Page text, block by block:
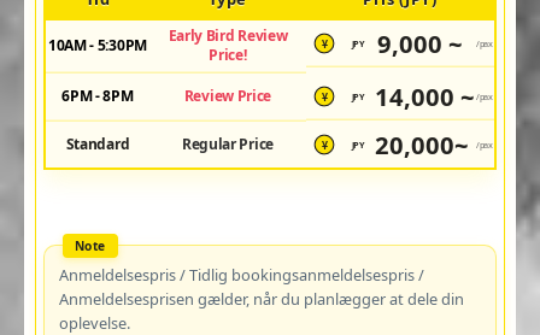
10AM - 5:30PM
Early Bird Review
Price!
¥ JPY 9,000 ~ /pax
6PM - 8PM Review Price ¥ JPY 14,000 ~ /pax
Standard Regular Price ¥ JPY 20,000~ /pax
Anmeldelsespris / Tidlig bookingsanmeldelsespris /
Anmeldelsesprisen gælder, når du planlægger at dele din
oplevelse.